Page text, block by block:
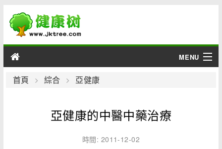
MENU
男性
首頁 綜合 亞健康
亞健康的中醫中藥治療
時間: 2011-12-02